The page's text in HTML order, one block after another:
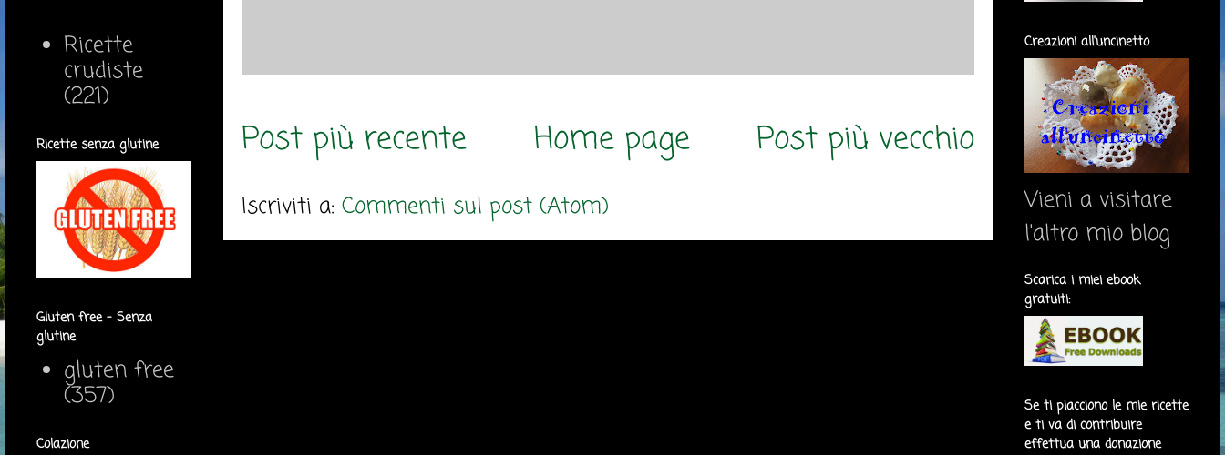
Post più recente Post più vecchio
Home page
Iscriviti a: Commenti sul post (Atom)
Ricette
crudiste
(221)
Ricette senza glutine
Gluten free - Senza
glutine
gluten free
(357)
Colazione
Creazioni all'uncinetto
Vieni a visitare
l'altro mio blog
Scarica i miei ebook
gratuiti:
Se ti piacciono le mie ricette
e ti va di contribuire
effettua una donazione